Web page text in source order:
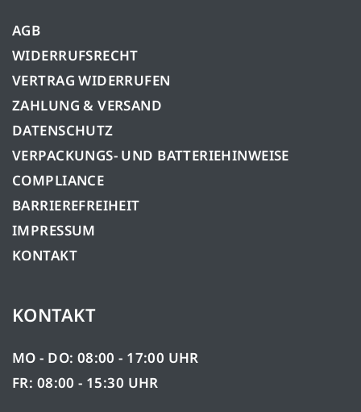
AGB
WIDERRUFSRECHT
VERTRAG WIDERRUFEN
ZAHLUNG & VERSAND
DATENSCHUTZ
VERPACKUNGS- UND BATTERIEHINWEISE
COMPLIANCE
BARRIEREFREIHEIT
IMPRESSUM
KONTAKT
KONTAKT
MO - DO: 08:00 - 17:00 UHR
FR: 08:00 - 15:30 UHR